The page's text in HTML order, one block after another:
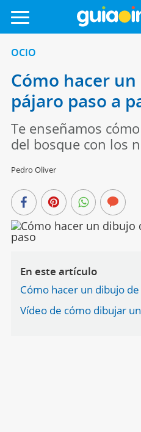
OCIO
Cómo hacer
pájaro paso a
Te enseñamos
del bosque con los
Pedro Oliver
En este artículo
Cómo hacer un dibujo
Vídeo de cómo dibujar